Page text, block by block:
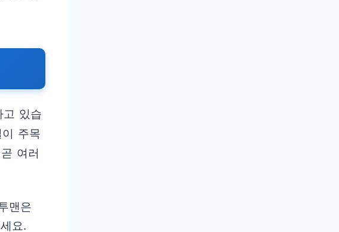
고 있습
주목
여러
맨은
요.